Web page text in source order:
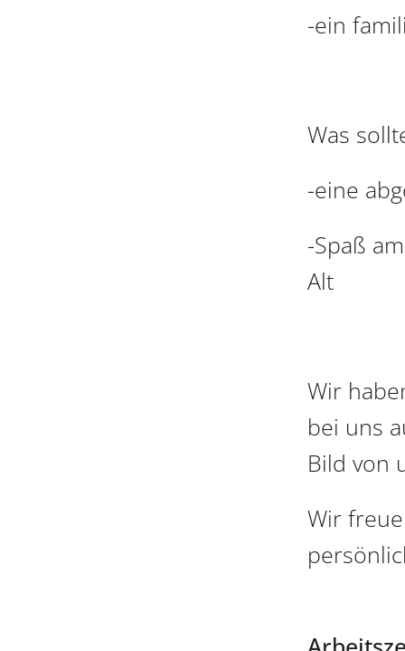
-ein
Was
-eine
-Spaß
Alt
Wir
bei uns
Bild von
Wir